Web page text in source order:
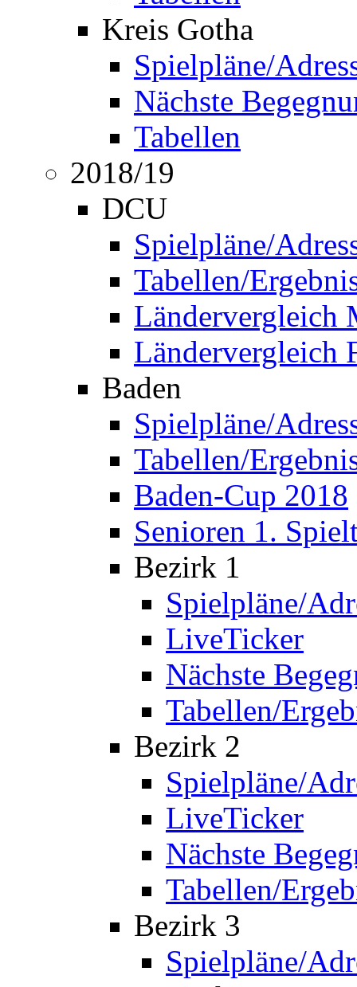
Kreis Gotha
Spielpläne/
Nächste
Tabellen
2018/19
DCU
Spielpläne/
Tabellen/
Ländervergleich
Ländervergleich
Baden
Spielpläne/
Tabellen/
Baden-Cup 2018
Senioren 1.
Bezirk 1
Spielpläne/
LiveTicker
Nächste
Tabellen/
Bezirk 2
Spielpläne/
LiveTicker
Nächste
Tabellen/
Bezirk 3
Spielpläne/